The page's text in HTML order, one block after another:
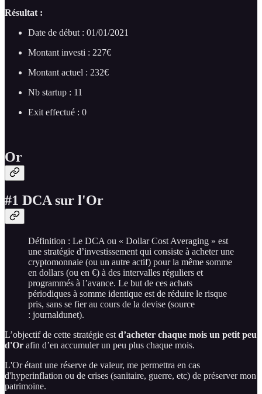
Résultat :
Date de début : 01/01/2021
Montant investi : 227€
Montant actuel : 232€
Nb startup : 11
Exit effectué : 0
Or
#1 DCA sur l'Or
Définition : Le DCA ou « Dollar Cost Averaging » est
une stratégie d’investissement qui consiste à acheter une
cryptomonnaie (ou un autre actif) pour la même somme
en dollars (ou en €) à des intervalles réguliers et
programmés à l’avance. Le but de ces achats
périodiques à somme identique est de réduire le risque
pris, sans se fier au cours de la devise (source
: journaldunet).
L’objectif de cette stratégie est d’acheter chaque mois un petit peu
d'Or afin d’en accumuler un peu plus chaque mois.
L'Or étant une réserve de valeur, me permettra en cas
d'hyperinflation ou de crises (sanitaire, guerre, etc) de préserver mon
patrimoine.